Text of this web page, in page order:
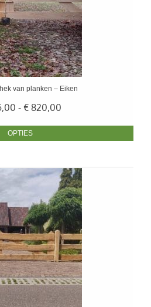
van planken – Eiken
- € 820,00
OPTIES